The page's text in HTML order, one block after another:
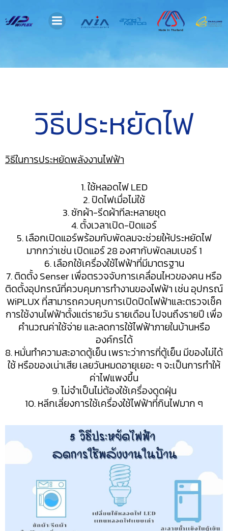
วิธีประหยัดไฟ
วิธีในการประหยัดพลังงานไฟฟ้า
1. ใช้หลอดไฟ LED
2. ปิดไฟเมื่อไม่ใช้
3. ซักผ้า-รีดผ้าทีละหลายชุด
4. ตั้งเวลาเปิด-ปิดแอร์
5. เลือกเปิดแอร์พร้อมกับพัดลมจะช่วยให้ประหยัดไฟ
มากกว่าเช่น เปิดแอร์ 28 องศากับพัดลมเบอร์ 1
6. เลือกใช้เครื่องใช้ไฟฟ้าที่มีมาตรฐาน
7. ติดตั้ง Senser เพื่อตรวจจับการเคลื่อนไหวของคน หรือ
ติดตั้งอุปกรณ์ที่ควบคุมการทำงานของไฟฟ้า เช่น อุปกรณ์
WiPLUX ที่สามารถควบคุบการเปิดปิดไฟฟ้าและตรวจเช็ค
การใช้งานไฟฟ้าตั้งแต่รายวัน รายเดือน ไปจนถึงรายปี เพื่อ
คำนวณค่าใช้จ่าย และลดการใช้ไฟฟ้าภายในบ้านหรือ
องค์กรได้
8. หมั่นทำความสะอาดตู้เย็น เพราะว่าการที่ตู้เย็น มีของไม่ได้
ใช้ หรือของเน่าเสีย เลยวันหมดอายุเยอะ ๆ จะเป็นการทำให้
ค่าไฟแพงขึ้น
9. ไม่จำเป็นไม่ต้องใช้เครื่องดูดฝุ่น
10. หลีกเลี่ยงการใช้เครื่องใช้ไฟฟ้าที่กินไฟมาก ๆ